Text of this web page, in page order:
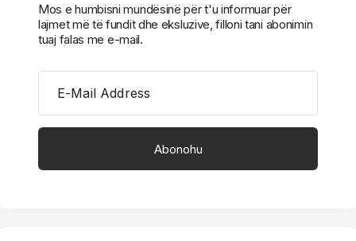
Mos e humbisni mundësinë për t'u informuar për
lajmet më të fundit dhe eksluzive, filloni tani abonimin
tuaj falas me e-mail.
E-Mail Address